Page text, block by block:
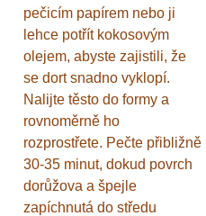
pečicím papírem nebo ji
lehce potřít kokosovým
olejem, abyste zajistili, že
se dort snadno vyklopí.
Nalijte těsto do formy a
rovnoměrně ho
rozprostřete. Pečte přibližně
30-35 minut, dokud povrch
dorůžova a špejle
zapíchnutá do středu